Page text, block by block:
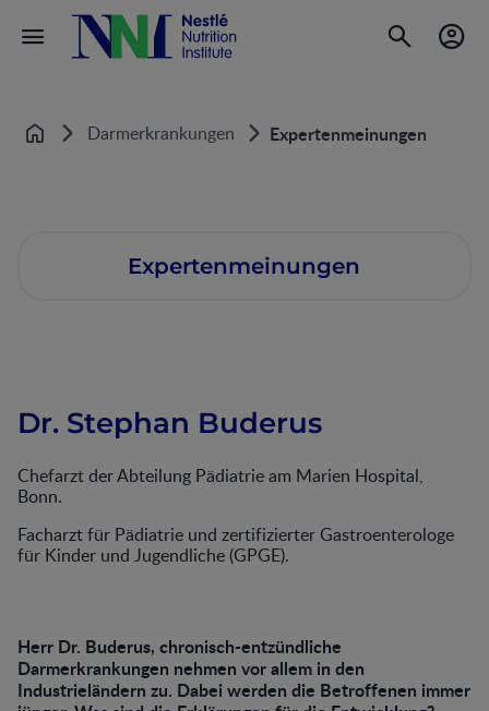
StartseiteDarmerkrankungen Expertenmeinungen
Expertenmeinungen
Dr. Stephan Buderus
Chefarzt der Abteilung Pädiatrie am Marien Hospital,
Bonn.
Facharzt für Pädiatrie und zertifizierter Gastroenterologe
für Kinder und Jugendliche (GPGE).
Herr Dr. Buderus, chronisch-entzündliche
Darmerkrankungen nehmen vor allem in den
Industrieländern zu. Dabei werden die Betroffenen immer